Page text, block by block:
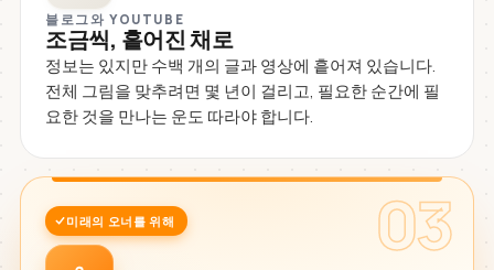
블로그와 YOUTUBE
조금씩, 흩어진 채로
정보는 있지만 수백 개의 글과 영상에 흩어져 있습니다.
전체 그림을 맞추려면 몇 년이 걸리고, 필요한 순간에 필
요한 것을 만나는 운도 따라야 합니다.
03
미래의 오너를 위해